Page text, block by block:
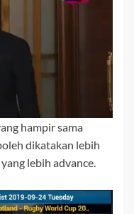
hampir sama
dikatakan lebih
lebih advance.